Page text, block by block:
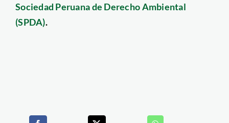
Sociedad Peruana de Derecho Ambiental
(SPDA).